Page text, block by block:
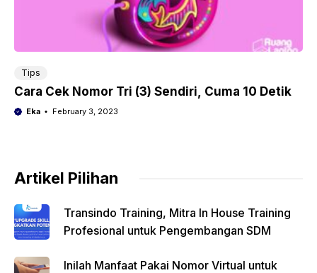
Tips
Cara Cek Nomor Tri (3) Sendiri, Cuma 10 Detik
Eka February 3, 2023
Artikel Pilihan
Transindo Training, Mitra In House Training
Profesional untuk Pengembangan SDM
Inilah Manfaat Pakai Nomor Virtual untuk